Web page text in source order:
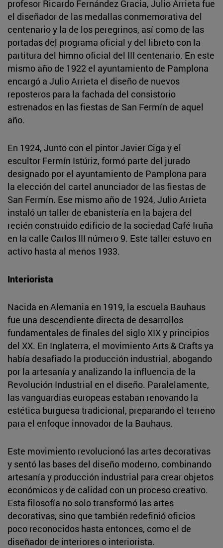
profesor Ricardo Fernández Gracia, Julio Arrieta fue
el diseñador de las medallas conmemorativa del
centenario y la de los peregrinos, así como de las
portadas del programa oficial y del libreto con la
partitura del himno oficial del III centenario. En este
mismo año de 1922 el ayuntamiento de Pamplona
encargó a Julio Arrieta el diseño de nuevos
reposteros para la fachada del consistorio
estrenados en las fiestas de San Fermín de aquel
año.
En 1924, Junto con el pintor Javier Ciga y el
escultor Fermín Istúriz, formó parte del jurado
designado por el ayuntamiento de Pamplona para
la elección del cartel anunciador de las fiestas de
San Fermín. Ese mismo año de 1924, Julio Arrieta
instaló un taller de ebanistería en la bajera del
recién construido edificio de la sociedad Café Iruña
en la calle Carlos III número 9. Este taller estuvo en
activo hasta al menos 1933.
Interiorista
Nacida en Alemania en 1919, la escuela Bauhaus
fue una descendiente directa de desarrollos
fundamentales de finales del siglo XIX y principios
del XX. En Inglaterra, el movimiento Arts & Crafts ya
había desafiado la producción industrial, abogando
por la artesanía y analizando la influencia de la
Revolución Industrial en el diseño. Paralelamente,
las vanguardias europeas estaban renovando la
estética burguesa tradicional, preparando el terreno
para el enfoque innovador de la Bauhaus.
Este movimiento revolucionó las artes decorativas
y sentó las bases del diseño moderno, combinando
artesanía y producción industrial para crear objetos
económicos y de calidad con un proceso creativo.
Esta filosofía no solo transformó las artes
decorativas, sino que también redefinió oficios
poco reconocidos hasta entonces, como el de
diseñador de interiores o interiorista.